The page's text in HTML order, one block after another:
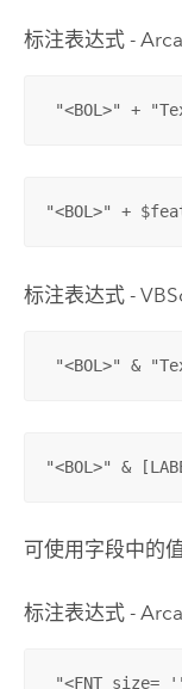
标注表达式 -
"<BOL>" +
"<BOL>" +
标注表达式 -
"<BOL>" &
"<BOL>" &
可使用字段中的
标注表达式 -
"<FNT size=